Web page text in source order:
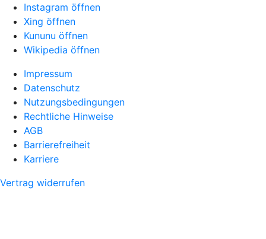
Instagram öffnen
Xing öffnen
Kununu öffnen
Wikipedia öffnen
Impressum
Datenschutz
Nutzungsbedingungen
Rechtliche Hinweise
AGB
Barrierefreiheit
Karriere
Vertrag widerrufen